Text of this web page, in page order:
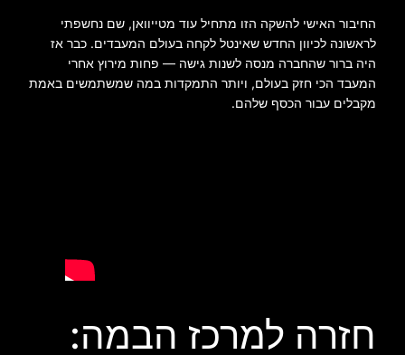
החיבור האישי להשקה הזו מתחיל עוד מטייוואן, שם נחשפתי
לראשונה לכיוון החדש שאינטל לקחה בעולם המעבדים. כבר אז
היה ברור שהחברה מנסה לשנות גישה — פחות מירוץ אחרי
המעבד הכי חזק בעולם, ויותר התמקדות במה שמשתמשים באמת
מקבלים עבור הכסף שלהם.
חזרה למרכז הבמה: